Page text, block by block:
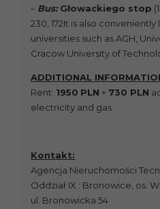
– Bus:Głowackiego stop
230, 172It is also
universities such as AGH,
Cracow University of
ADDITIONAL
Rent: 1950 PLN + 730 PLN
electricity and gas
Kontakt:
Agencja Nieruchomości
Oddział IX : Bronowice, os.
ul. Bronowicka 54